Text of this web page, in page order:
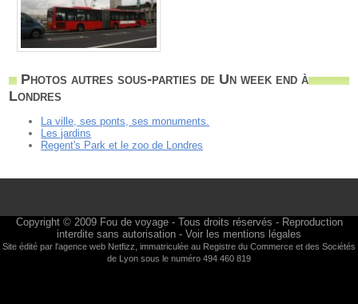
Photos autres sous-parties de Un week end à
Londres
La ville, ses ponts, ses monuments.
Les jardins
Regent's Park et le zoo de Londres
Copyright © 2009 Fou de voyage- Tous droits réservés - Reproduction
interdite sans autorisation - Voir les mentions légales
Site édité par l'agence web Netfizz , immatriculée au Registre du Commerce et des Sociétés
de Lyon sous le numéro 494 460 819